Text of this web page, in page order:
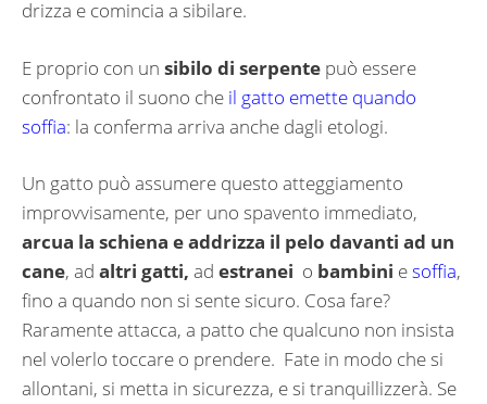
drizza e comincia a sibilare.
E proprio con un sibilo di serpente può essere
confrontato il suono che il gatto emette quando
soffia: la conferma arriva anche dagli etologi.
Un gatto può assumere questo atteggiamento
improvvisamente, per uno spavento immediato,
arcua la schiena e addrizza il pelo davanti ad un
cane, ad altri gatti, ad estranei o bambini esoffia,
fino a quando non si sente sicuro. Cosa fare?
Raramente attacca, a patto che qualcuno non insista
nel volerlo toccare o prendere. Fate in modo che si
allontani, si metta in sicurezza, e si tranquillizzerà. Se